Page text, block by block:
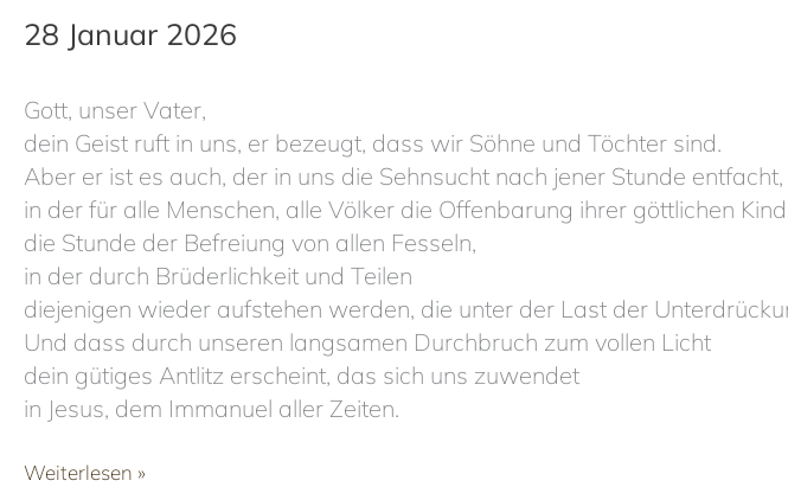
28 Januar 2026
Gott, unser Vater,
dein Geist ruft in uns, er bezeugt, dass wir Söhne und Töchter sind.
Aber er ist es auch, der in uns die Sehnsucht nach jener Stunde entfacht,
in der für alle Menschen, alle Völker die Offenbarung ihrer göttlichen
die Stunde der Befreiung von allen Fesseln,
in der durch Brüderlichkeit und Teilen
diejenigen wieder aufstehen werden, die unter der Last der
Und dass durch unseren langsamen Durchbruch zum vollen Licht
dein gütiges Antlitz erscheint, das sich uns zuwendet
in Jesus, dem Immanuel aller Zeiten.
28
Weiterlesen »